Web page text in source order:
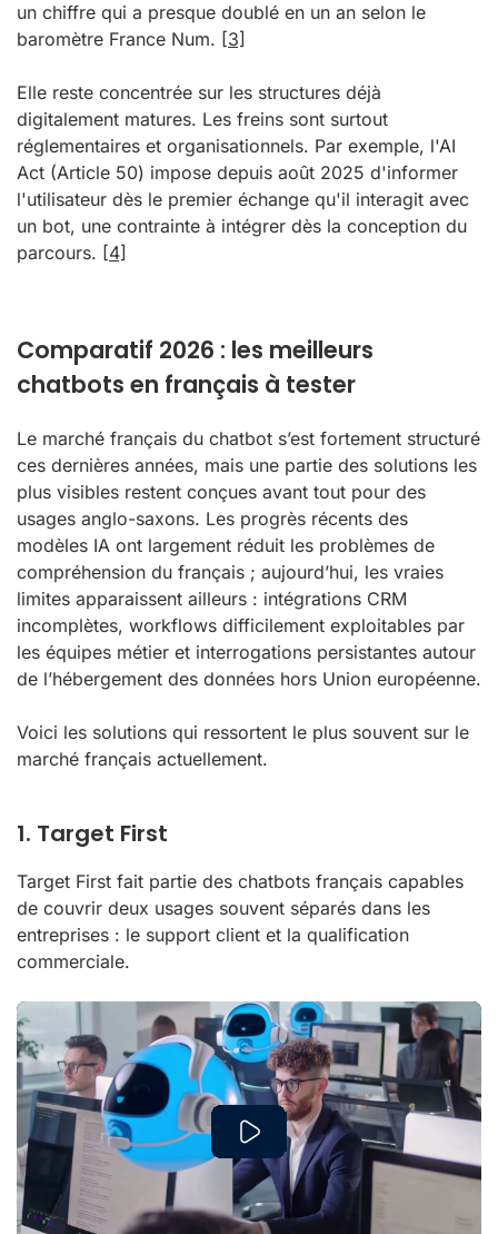
un chiffre qui a presque doublé en un an selon le
baromètre France Num. [3]
Elle reste concentrée sur les structures déjà
digitalement matures. Les freins sont surtout
réglementaires et organisationnels. Par exemple, l'AI
Act (Article 50) impose depuis août 2025 d'informer
l'utilisateur dès le premier échange qu'il interagit avec
un bot, une contrainte à intégrer dès la conception du
parcours. [4]
Comparatif 2026 : les meilleurs
chatbots en français à tester
Le marché français du chatbot s’est fortement structuré
ces dernières années, mais une partie des solutions les
plus visibles restent conçues avant tout pour des
usages anglo-saxons. Les progrès récents des
modèles IA ont largement réduit les problèmes de
compréhension du français ; aujourd’hui, les vraies
limites apparaissent ailleurs : intégrations CRM
incomplètes, workflows difficilement exploitables par
les équipes métier et interrogations persistantes autour
de l’hébergement des données hors Union européenne.
Voici les solutions qui ressortent le plus souvent sur le
marché français actuellement.
1. Target First
Target First fait partie des chatbots français capables
de couvrir deux usages souvent séparés dans les
entreprises : le support client et la qualification
commerciale.
Play